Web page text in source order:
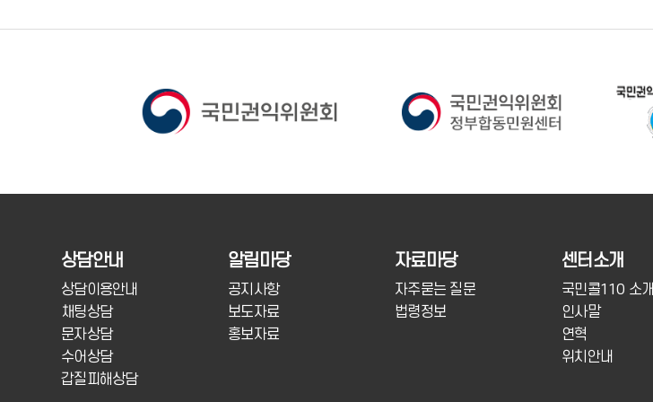
상담안내
상담이용안내
채팅상담
문자상담
수어상담
갑질피해상담
알림마당
공지사항
보도자료
홍보자료
자료마당
자주묻는 질문
법령정보
센터소개
국민콜110 소개
인사말
연혁
위치안내